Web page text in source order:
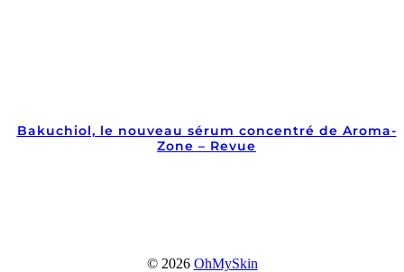
Bakuchiol, le nouveau sérum concentré de Aroma-
Zone – Revue
© 2026 OhMySkin